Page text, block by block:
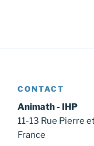
CONTACT
Animath - IHP
11-13 Rue Pierre
France